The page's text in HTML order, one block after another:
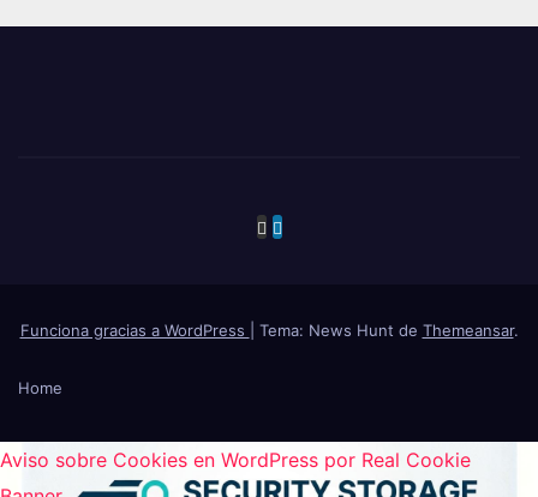
Funciona gracias a WordPress Tema: News Hunt de Themeansar.
Home
Aviso sobre Cookies en WordPress por Real Cookie